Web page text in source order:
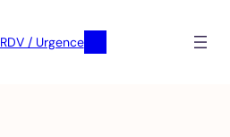
RDV / Urgence